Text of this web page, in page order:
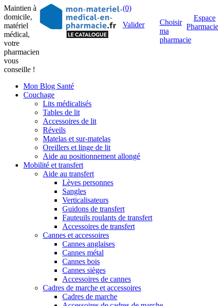
Maintien à
domicile,
matériel
médical,
votre
pharmacien
vous
conseille !
(0)
Valider
Choisir
ma
pharmacie
Espace
Mon Blog Santé
Couchage
Lits médicalisés
Tables de lit
Accessoires de lit
Réveils
Matelas et sur-matelas
Oreillers et linge de lit
Aide au positionnement allongé
Mobilité et transfert
Aide au transfert
Lèves personnes
Sangles
Verticalisateurs
Guidons de transfert
Fauteuils roulants de transfert
Accessoires de transfert
Cannes et accessoires
Cannes anglaises
Cannes métal
Cannes bois
Cannes sièges
Accessoires de cannes
Cadres de marche et accessoires
Cadres de marche